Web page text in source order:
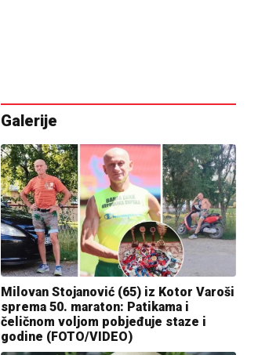
Galerije
Milovan Stojanović (65) iz Kotor Varoši
sprema 50. maraton: Patikama i
čeličnom voljom pobjeđuje staze i
godine (FOTO/VIDEO)